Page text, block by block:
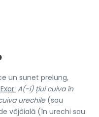
un sunet prelung,
Expr. A(-i) țiui cuiva în
urechile(sau
vâjâială (în urechi sau